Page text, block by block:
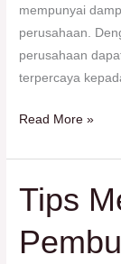
mempunyai
perusahaan.
perusahaan
terpercaya
Read More »
Tips
Tips
Memilih
Jasa
Pembuatan